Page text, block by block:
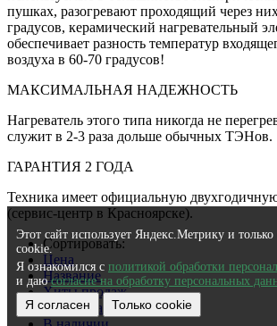
Этот сайт использует Яндекс.Метрику и
cookie.
Я ознакомился с политикой обработки
и даюсогласие на обработку персональных
Я согласен Только cookie
пушках, разогревают проходящий через
градусов, керамический нагревательный
обеспечивает разность температур
воздуха в 60-70 градусов!
МАКСИМАЛЬНАЯ НАДЕЖНОСТЬ
Нагреватель этого типа никогда не
служит в 2-3 раза дольше обычных ТЭНов.
ГАРАНТИЯ 2 ГОДА
Техника имеет официальную
(сервис-центр в Красноярске).
Сортировать:
Цена
Название
Хиты продаж
Дата добавления